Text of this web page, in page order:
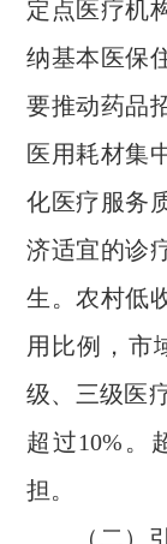
定点医疗机
纳基本医保
要推动药品
医用耗材集
化医疗服务
济适宜的诊
生。农村低
用比例，市
级、三级医
超过10%。
担。
（二）